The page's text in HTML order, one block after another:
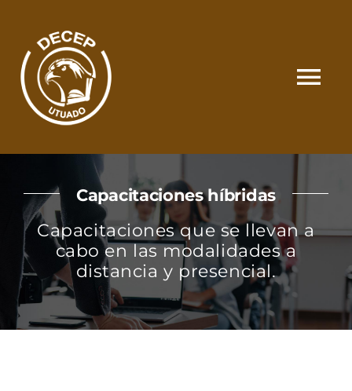
content
SOMOS
CATÁLOGO
MATRÍCULA Y PAGOS
CONTACTO
Capacitaciones híbridas
Capacitaciones que se llevan a
cabo en las modalidades a
distancia y presencial.